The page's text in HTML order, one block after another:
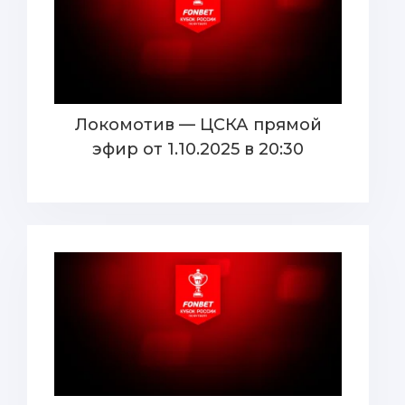
Локомотив — ЦСКА прямой
эфир от 1.10.2025 в 20:30